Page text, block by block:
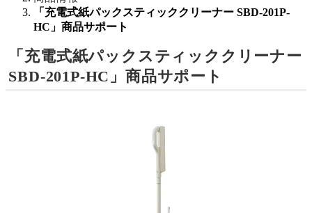
「充電式紙パックスティッククリーナー SBD-201P-
HC」商品サポート
「充電式紙パックスティッククリーナー
SBD-201P-HC」商品サポート